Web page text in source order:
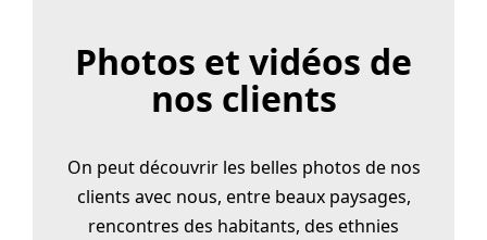
Photos et vidéos de
nos clients
On peut découvrir les belles photos de nos
clients avec nous, entre beaux paysages,
rencontres des habitants, des ethnies